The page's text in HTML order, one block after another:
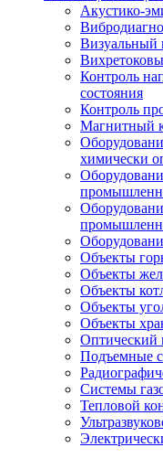
Акустико-
Визуальный
Контроль
состояния
Контроль
Магнитный
химически
Объекты
Объекты
Объекты
Объекты
Объекты
Оптический
Подъемные
Системы
Тепловой